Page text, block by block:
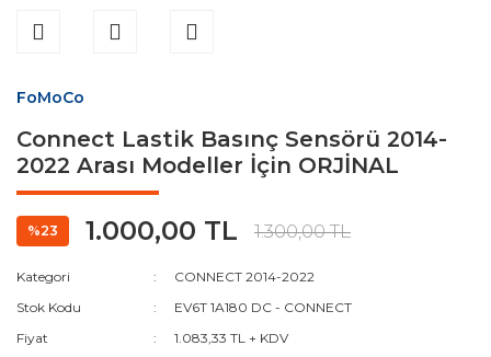
FoMoCo
Connect Lastik Basınç Sensörü 2014-
2022 Arası Modeller İçin ORJİNAL
%23 1.000,00 TL 1.300,00 TL
Kategori
CONNECT 2014-2022
Stok Kodu
EV6T 1A180 DC - CONNECT
Fiyat
1.083,33 TL + KDV